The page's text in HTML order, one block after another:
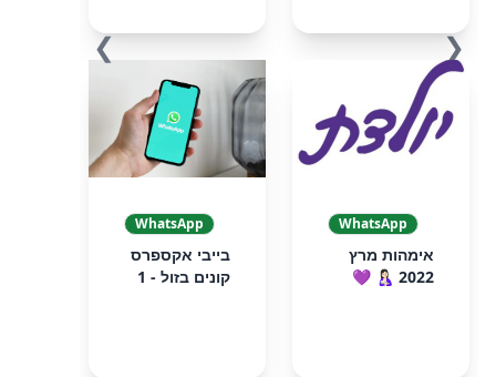
❮
WhatsApp
אימהות מרץ
2022 🤱🏻 💜
WhatsApp
בייבי אקספרס
קונים בזול - 1
❯